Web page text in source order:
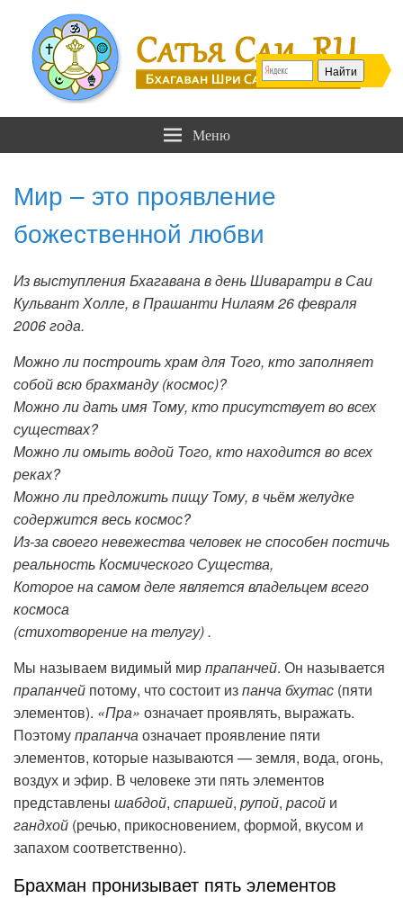
Сатья Саи .RU Меню
Мир – это проявление
божественной любви
Из выступления Бхагавана в день Шиваратри в Саи
Кульвант Холле, в Прашанти Нилаям 26 февраля
2006 года.
Можно ли построить храм для Того, кто заполняет
собой всю брахманду (космос)?
Можно ли дать имя Тому, кто присутствует во всех
существах?
Можно ли омыть водой Того, кто находится во всех
реках?
Можно ли предложить пищу Тому, в чьём желудке
содержится весь космос?
Из-за своего невежества человек не способен постичь
реальность Космического Существа,
Которое на самом деле является владельцем всего
космоса
(стихотворение на телугу) .
Мы называем видимый мирпрапанчей. Он называется
прапанчей потому, что состоит изпанча бхутас (пяти
элементов). «Пра» означает проявлять, выражать.
Поэтомупрапанчаозначает проявление пяти
элементов, которые называются — земля, вода, огонь,
воздух и эфир. В человеке эти пять элементов
представлены шабдой, спаршей, рупой, расой и
гандхой (речью, прикосновением, формой, вкусом и
запахом соответственно).
Брахман пронизывает пять элементов